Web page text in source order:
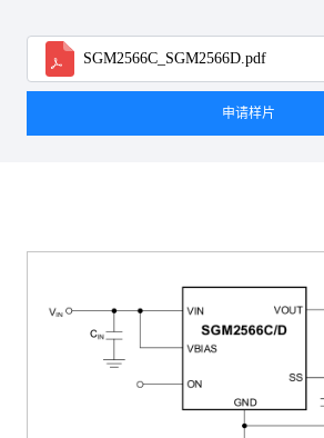
SGM2566C_SGM2566D.pdf
申请样片